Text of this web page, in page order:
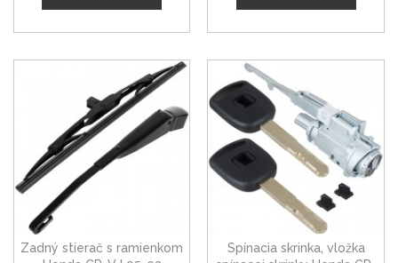
Zadný stierač s ramienkom
Spínacia skrinka, vložka